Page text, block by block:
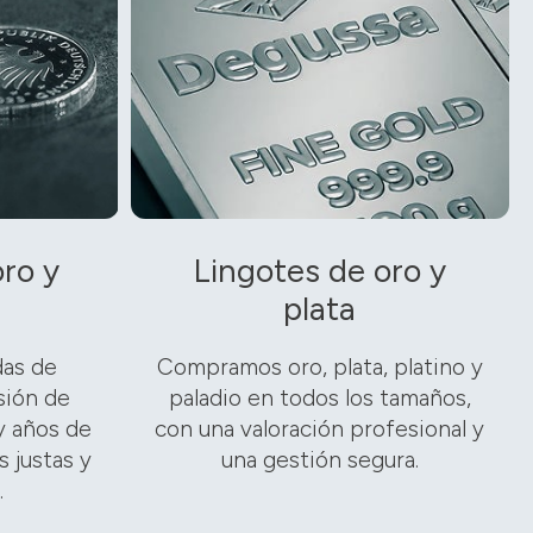
y
de
de
años de
justas y
Lingotes de oro y
plata
Compramos oro, plata, platino y
paladio en todos los tamaños,
con una valoración profesional y
una gestión segura.